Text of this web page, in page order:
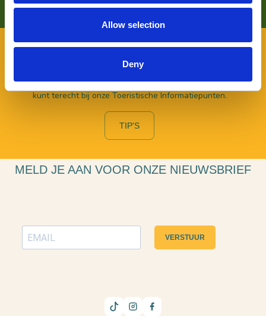
Allow selection
Deny
Benieuwd naar wat er allemaal te beleven valt in De
Langstraat en wil je daarover graag persoonlijk advies? Je
kunt terecht bij onze Toeristische Informatiepunten.
TIP'S
MELD JE AAN VOOR ONZE NIEUWSBRIEF
VERSTUUR